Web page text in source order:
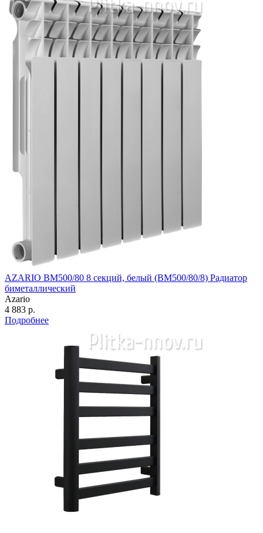
AZARIO BM500/80 8 секций, белый (BM500/80/8) Радиатор
биметаллический
Azario
4 883 р.
Подробнее